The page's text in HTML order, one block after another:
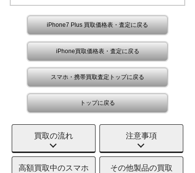
iPhone7 Plus 買取価格表・査定に戻る
iPhone買取価格表・査定に戻る
スマホ・携帯買取査定トップに戻る
トップに戻る
買取の流れ 注意事項
高額買取中のスマホ その他製品の買取